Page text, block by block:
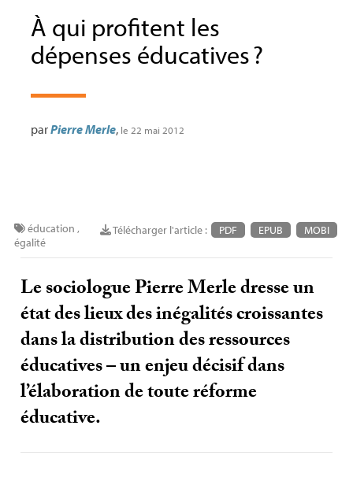
À qui profitent les
dépenses éducatives?
parPierre Merle, le 22 mai 2012
Télécharger l'article : PDF EPUB MOBI
éducation ,
égalité
Le sociologue Pierre Merle dresse un
état des lieux des inégalités croissantes
dans la distribution des ressources
éducatives – un enjeu décisif dans
l’élaboration de toute réforme
éducative.